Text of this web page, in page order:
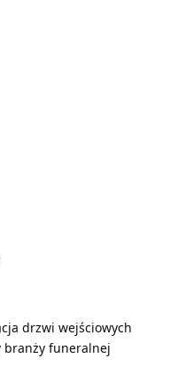
drzwi wejściowych
branży funeralnej